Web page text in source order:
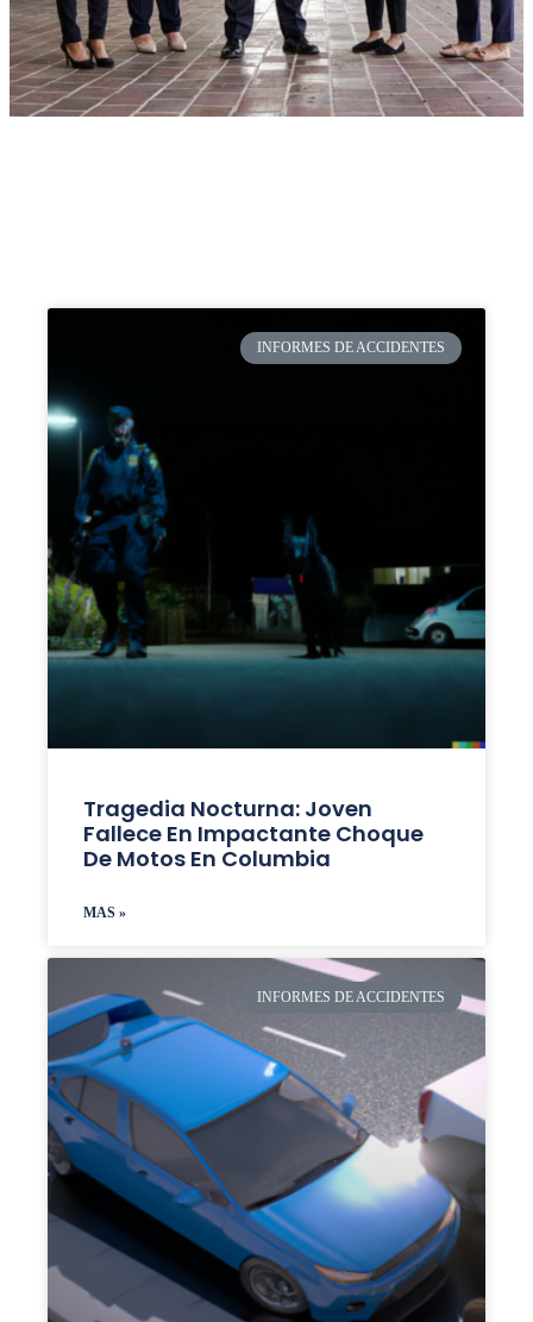
INFORMES DE ACCIDENTES
Tragedia Nocturna: Joven
Fallece En Impactante Choque
De Motos En Columbia
MAS »
INFORMES DE ACCIDENTES